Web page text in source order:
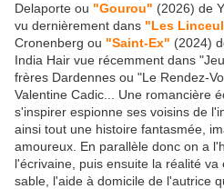
Delaporte ou "Gourou" (2026) de
vu dernièrement dans "Les
Cronenberg ou "Saint-Ex" (2024)
India Hair vue récemment dans
frères Dardennes ou "Le Rendez-
Valentine Cadic... Une romancière
s'inspirer espionne ses voisins de
ainsi tout une histoire fantasmée,
amoureux. En parallèle donc on a
l'écrivaine, puis ensuite la réalité
sable, l'aide à domicile de l'autrice